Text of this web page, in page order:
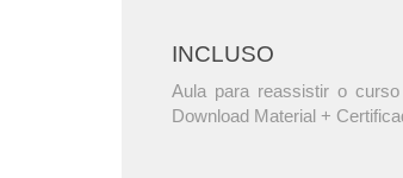
INCLUSO
Aula para reassistir o
Download Material +